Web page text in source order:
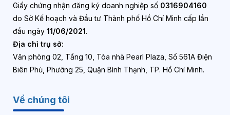
Giấy chứng nhận đăng ký doanh nghiệp số 0316904160
do Sở Kế hoạch và Đầu tư Thành phố Hồ Chí Minh cấp lần
đầu ngày 11/06/2021.
Địa chỉ trụ sở:
Văn phòng 02, Tầng 10, Tòa nhà Pearl Plaza, Số 561A Điện
Biên Phủ, Phường 25, Quận Bình Thạnh, TP. Hồ Chí Minh.
Về chúng tôi